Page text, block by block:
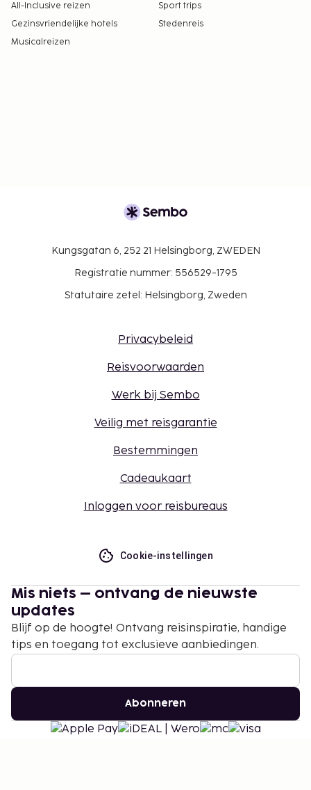
All-Inclusive reizen
Sport trips
Gezinsvriendelijke hotels
Stedenreis
Musicalreizen
Kungsgatan 6, 252 21 Helsingborg, ZWEDEN
Registratie nummer: 556529-1795
Statutaire zetel: Helsingborg, Zweden
Privacybeleid
Reisvoorwaarden
Werk bij Sembo
Veilig met reisgarantie
Bestemmingen
Cadeaukaart
Inloggen voor reisbureaus
Cookie-instellingen
Mis niets – ontvang de nieuwste
updates
Blijf op de hoogte! Ontvang reisinspiratie, handige
tips en toegang tot exclusieve aanbiedingen.
Abonneren